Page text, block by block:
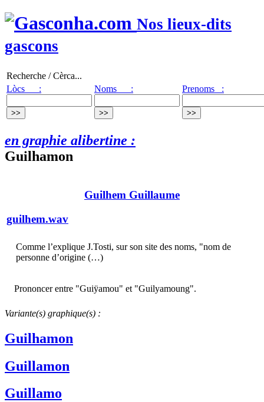
Nos lieux-dits
gascons
Recherche / Cèrca...
Lòcs :
Noms : Prenoms :
en graphie alibertine :
Guilhamon
Guilhem Guillaume
guilhem.wav
Comme l’explique J.Tosti, sur son site des noms, "nom de
personne d’origine (…)
Prononcer entre "Guiÿamou" et "Guilyamoung".
Variante(s) graphique(s) :
Guilhamon
Guillamon
Guillamo